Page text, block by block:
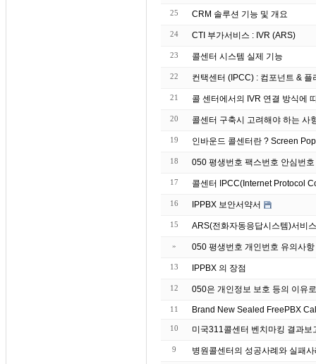
25 CRM 솔루션 기능 및 개요
24 CTI 부가서비스 : IVR (ARS)
23 콜센터 시스템 실제 기능
22 컨택센터 (IPCC) : 컴포넌트 &
21 콜 센터에서의 IVR 연결 방식에
20 콜센터 구축시 고려해야 하는 사
19 인바운드 콜센터
18 050 평생번호 팩스번호 안심번호
17 콜센터 IPCC(Internet Protocol
16 IPPBX 보안서약서
15 ARS(전화자동응답시스템)서비
» 050 평생번호 개인번호 유의사항
13 IPPBX 의 장점
12 050은 개인정보 보호 등의 이유
11
10 미국311콜센터 벤치마킹 결과보
9 병원콜센터의 성공사례와 실패